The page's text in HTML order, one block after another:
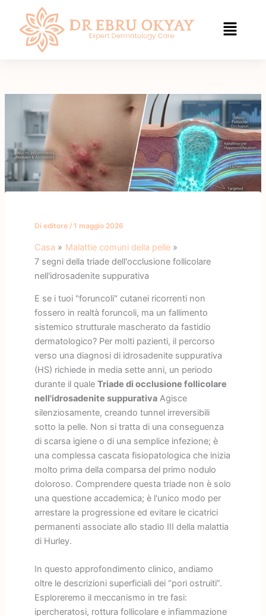
contenuto
Di editore / 1 maggio 2026
Casa
Malattie comuni della pelle
7 segni della triade dell'occlusione follicolare
nell'idrosadenite suppurativa
E se i tuoi "foruncoli" cutanei ricorrenti non
fossero in realtà foruncoli, ma un fallimento
sistemico strutturale mascherato da fastidio
dermatologico? Per molti pazienti, il percorso
verso una diagnosi di idrosadenite suppurativa
(HS) richiede in media sette anni, un periodo
durante il quale Triade di occlusione follicolare
nell'idrosadenite suppurativaAgisce
silenziosamente, creando tunnel irreversibili
sotto la pelle. Non si tratta di una conseguenza
di scarsa igiene o di una semplice infezione; è
una complessa cascata fisiopatologica che inizia
molto prima della comparsa del primo nodulo
doloroso. Comprendere questa triade non è solo
una questione accademica; è l'unico modo per
arrestare la progressione ed evitare le cicatrici
permanenti associate allo stadio III della malattia
di Hurley.
In questo approfondimento clinico, andiamo
oltre le descrizioni superficiali dei “pori ostruiti”.
Esploreremo il meccanismo in tre fasi:
ipercheratosi, rottura follicolare e infiammazione